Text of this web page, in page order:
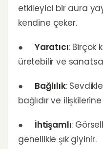
etkileyici bir aura
kendine çeker.
● Yaratıcı: Birçok
üretebilir ve
● Bağlılık:
bağlıdır ve
● İhtişamlı:
genellikle şık giyinir.